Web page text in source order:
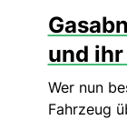
und
Wer nun
Fahrzeug